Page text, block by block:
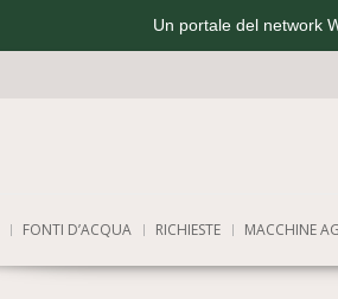
Un portale del network
FONTI D’ACQUA RICHIESTE MACCHINE